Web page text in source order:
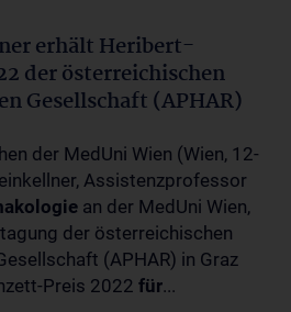
erhält Heribert-
der österreichischen
Gesellschaft (APHAR)
der MedUni Wien (Wien, 12-
Assistenzprofessor
an der MedUni Wien,
der österreichischen
(APHAR) in Graz
Preis 2022 für...